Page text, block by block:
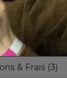
& Frais (3)